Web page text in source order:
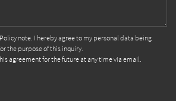
note. I hereby agree to my personal data being
the purpose of this inquiry.
agreement for the future at any time via email.